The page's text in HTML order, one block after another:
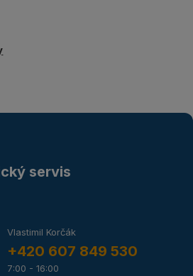
servis
Vlastimil Korčák
+420 607 849 530
7:00 - 16:00